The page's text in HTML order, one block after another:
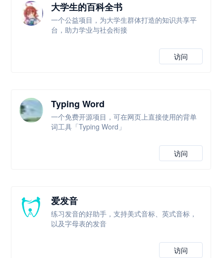
大学生的百科全书
一个公益项目，为大学生群体打造的知识共享平
台，助力学业与社会衔接
访问
Typing Word
一个免费开源项目，可在网页上直接使用的背单
词工具「Typing Word」
访问
爱发音
练习发音的好助手，支持美式音标、英式音标，
以及字母表的发音
访问